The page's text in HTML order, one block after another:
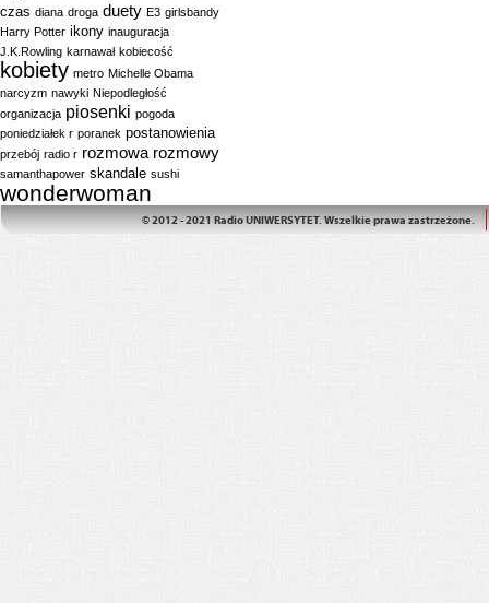
czas diana droga duety E3 girlsbandy
Harry Potter ikony inauguracja
J.K.Rowling karnawał kobiecość
kobiety metro Michelle Obama
narcyzm nawyki Niepodległość
organizacja piosenki pogoda
poniedziałek r poranek postanowienia
przebój radio r rozmowa rozmowy
samanthapower skandale sushi
wonderwoman
© 2012 - 2021 Radio UNIWERSYTET. Wszelkie prawa zastrzeżone.